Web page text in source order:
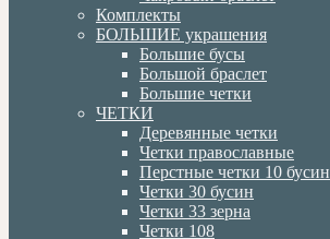
Комплекты
БОЛЬШИЕ украшения
Большие бусы
Большой браслет
Большие четки
ЧЕТКИ
Деревянные четки
Четки православные
Перстные четки 10 бусин
Четки 30 бусин
Четки 33 зерна
Четки 108